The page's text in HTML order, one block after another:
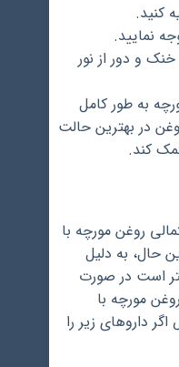
کنید.
نمایید.
و دور از نور
به طور کامل
در بهترین حالت
کند.
روغن مورچه با
حال، به دلیل
است در صورت
مورچه با
داروهای زیر را